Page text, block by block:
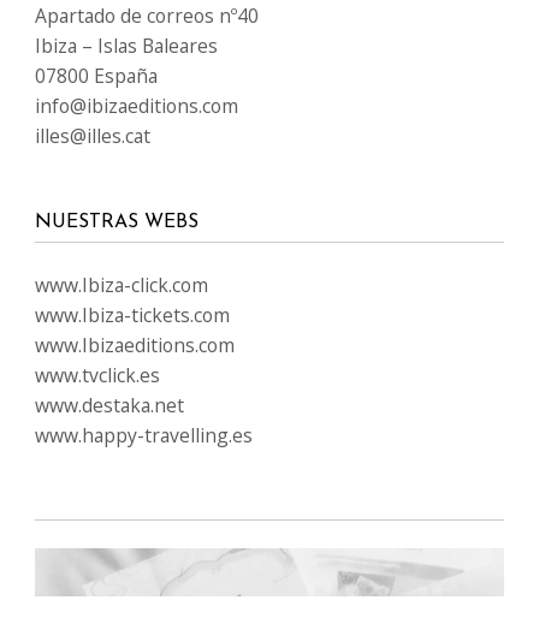
Apartado de correos nº40
Ibiza – Islas Baleares
07800 España
info@ibizaeditions.com
illes@illes.cat
NUESTRAS WEBS
www.Ibiza-click.com
www.Ibiza-tickets.com
www.Ibizaeditions.com
www.tvclick.es
www.destaka.net
www.happy-travelling.es